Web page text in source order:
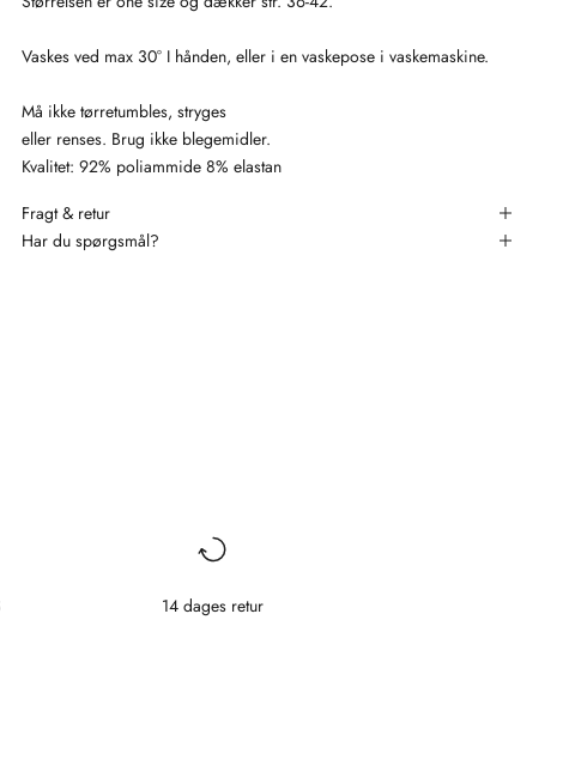
Vaskes ved max 30° I hånden, eller i en vaskepose i vaskemaskine.
Må ikke tørretumbles, stryges
eller renses. Brug ikke blegemidler.
Kvalitet: 92% poliammide 8% elastan
Fragt & retur
Har du spørgsmål?
14 dages retur